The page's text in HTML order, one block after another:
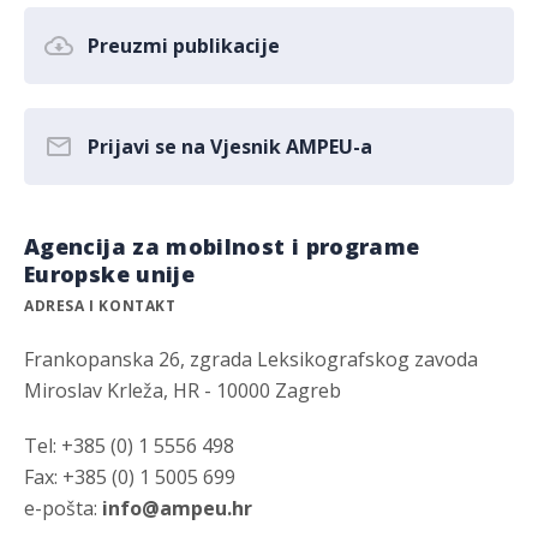
Preuzmi publikacije
Prijavi se na Vjesnik AMPEU-a
Agencija za mobilnost i programe
Europske unije
ADRESA I KONTAKT
Frankopanska 26, zgrada Leksikografskog zavoda
Miroslav Krleža, HR - 10000 Zagreb
Tel: +385 (0) 1 5556 498
Fax: +385 (0) 1 5005 699
e-pošta: info@ampeu.hr